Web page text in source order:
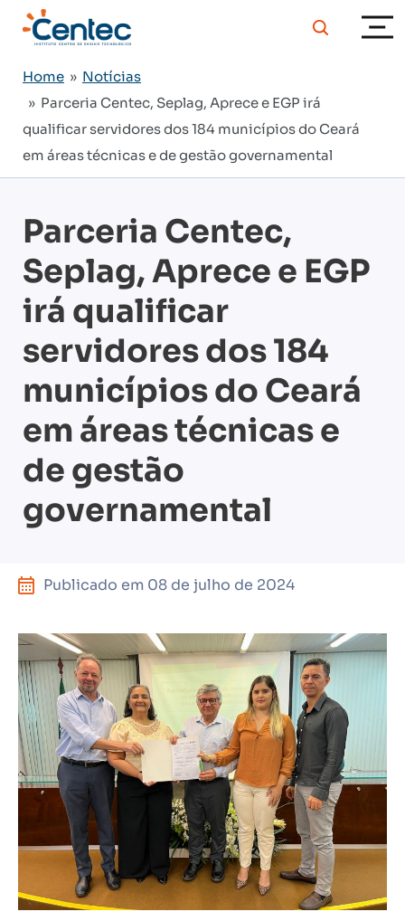
Home » Notícias
» Parceria Centec, Seplag, Aprece e EGP irá
qualificar servidores dos 184 municípios do Ceará
em áreas técnicas e de gestão governamental
Parceria Centec,
Seplag, Aprece e EGP
irá qualificar
servidores dos 184
municípios do Ceará
em áreas técnicas e
de gestão
governamental
Publicado em 08 de julho de 2024